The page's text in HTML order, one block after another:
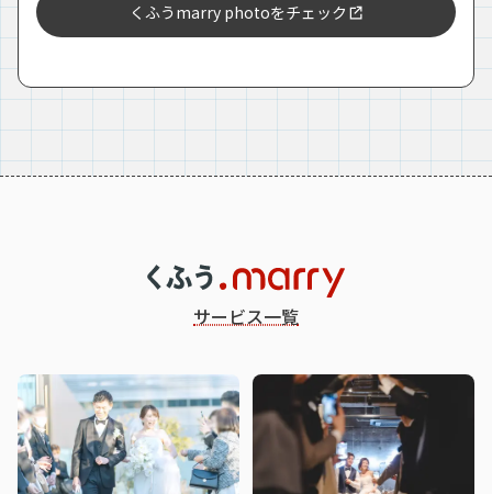
くふうmarry photoをチェック
サービス一覧